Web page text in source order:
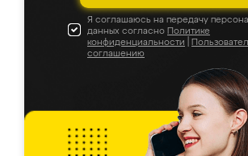
Я соглашаюсь на передачу
данных согласно Политике
конфиденциальности
соглашению